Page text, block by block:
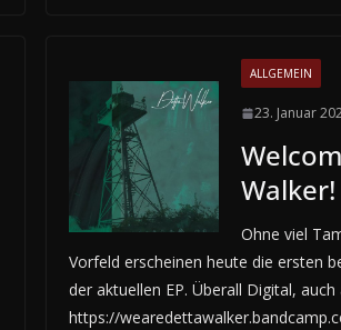
ALLGEMEIN
23. Januar
Walker!
Ohne viel
Vorfeld erscheinen heute die ersten
der aktuellen EP. Überall Digital, auch
https://